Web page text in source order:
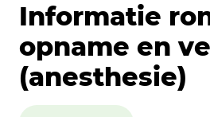
Informatie
opname en
(anesthesie)